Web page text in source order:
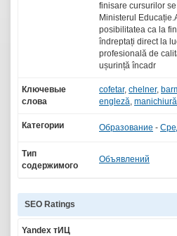
finisare cursurilor
Ministerul
posibilitatea ca la
îndreptați direct la
profesională de
ușurință încadr
Ключевые
слова
cofetar, chelner,
engleză,
Категории Образование -
Тип
содержимого
Объявлений
SEO Ratings
Yandex тИЦ